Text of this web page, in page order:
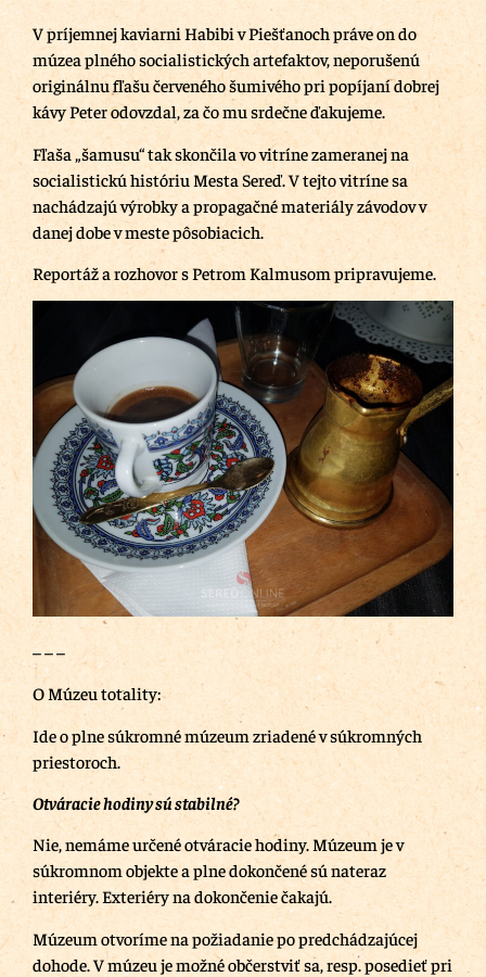
V príjemnej kaviarni Habibi v Piešťanoch práve on do
múzea plného socialistických artefaktov, neporušenú
originálnu fľašu červeného šumivého pri popíjaní dobrej
kávy Peter odovzdal, za čo mu srdečne ďakujeme.
Fľaša „šamusu“ tak skončila vo vitríne zameranej na
socialistickú históriu Mesta Sereď. V tejto vitríne sa
nachádzajú výrobky a propagačné materiály závodov v
danej dobe v meste pôsobiacich.
Reportáž a rozhovor s Petrom Kalmusom pripravujeme.
– – –
O Múzeu totality:
Ide o plne súkromné múzeum zriadené v súkromných
priestoroch.
Otváracie hodiny sú stabilné?
Nie, nemáme určené otváracie hodiny. Múzeum je v
súkromnom objekte a plne dokončené sú nateraz
interiéry. Exteriéry na dokončenie čakajú.
Múzeum otvoríme na požiadanie po predchádzajúcej
dohode. V múzeu je možné občerstviť sa, resp. posedieť pri